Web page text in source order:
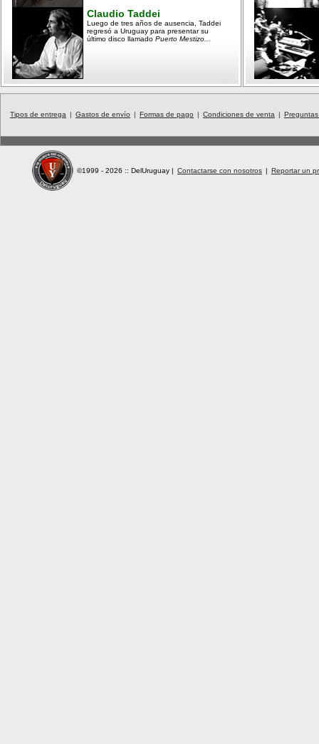
Claudio Taddei
Luego de tres años de ausencia, Taddei
regresó a Uruguay para presentar su
último disco llamado Puerto Mestizo...
Tipos de entrega | Gastos de envío | Formas de pago | Condiciones de venta |
©1999 - 2026 :: DelUruguay | Contactarse con nosotros | Reportar un